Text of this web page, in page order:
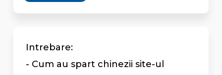
Intrebare:
- Cum au spart chinezii site-ul